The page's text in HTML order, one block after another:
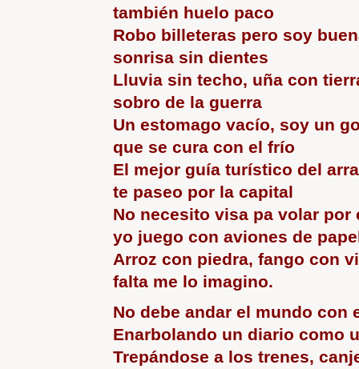
también huelo paco
Robo billeteras pero soy
sonrisa sin dientes
Lluvia sin techo, uña con
sobro de la guerra
Un estomago vacío, soy un
que se cura con el frío
El mejor guía turístico del
te paseo por la capital
No necesito visa pa volar por
yo juego con aviones de
Arroz con piedra, fango con
falta me lo imagino.
No debe andar el mundo con
Enarbolando un diario como
Trepándose a los trenes,